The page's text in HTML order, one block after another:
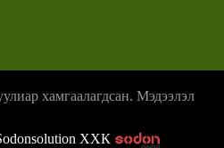
хамгаалагдсан. Мэдээлэл
ХХК